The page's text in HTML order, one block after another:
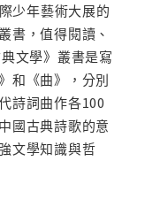
少年藝術大展的
書，值得閱讀、
文學》叢書是寫
和《曲》，分別
詩詞曲作各100
國古典詩歌的意
文學知識與哲